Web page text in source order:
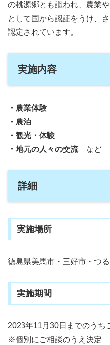
の桃源郷とも謳われ、農業
として国から認証をうけ、
認定されています。
実施内容
・農業体験
・農泊
・観光・体験
・地元の人々の交流など
詳細
実施場所
徳島県美馬市・三好市・つ
実施期間
2023年11月30日までのうち
※個別にご相談のうえ決定